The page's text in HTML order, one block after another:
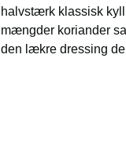
halvstærk klassisk
mængder koriander
den lækre dressing